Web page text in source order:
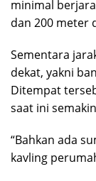
minimal
dan 200 meter
Sementara
dekat, yakni
Ditempat
saat ini
“Bahkan ada
kavling